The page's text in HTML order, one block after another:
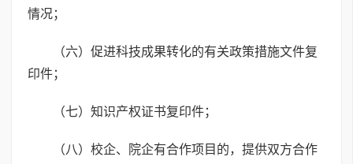
情况；
（六）促进科技成果转化的有关政策措施文件复
印件；
（七）知识产权证书复印件；
（八）校企、院企有合作项目的，提供双方合作